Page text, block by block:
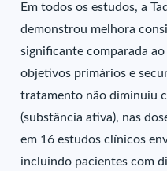
Em todos os estudos, a
demonstrou melhora
significante comparada
objetivos primários e
tratamento não diminuiu
(substância ativa), nas
em 16 estudos clínicos
incluindo pacientes com